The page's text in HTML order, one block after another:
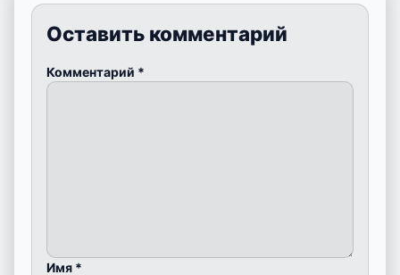
Оставить комментарий
Комментарий *
Имя *